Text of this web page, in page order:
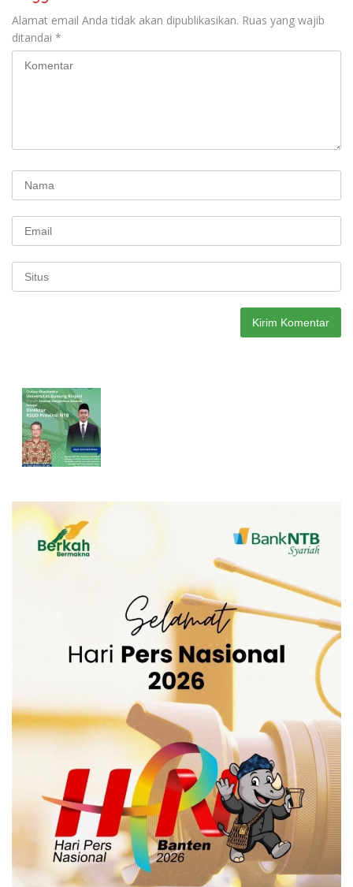
Alamat email Anda tidak akan dipublikasikan. Ruas yang wajib
ditandai *